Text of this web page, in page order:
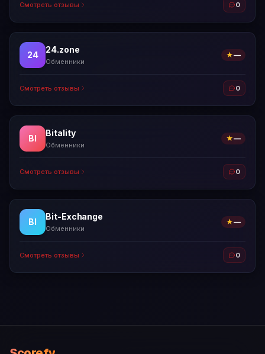
Смотреть отзывы 0
24
24.zone
Обменники
★—
Смотреть отзывы 0
BI
Bitality
Обменники
★—
Смотреть отзывы 0
BI
Bit-Exchange
Обменники
★—
Смотреть отзывы 0